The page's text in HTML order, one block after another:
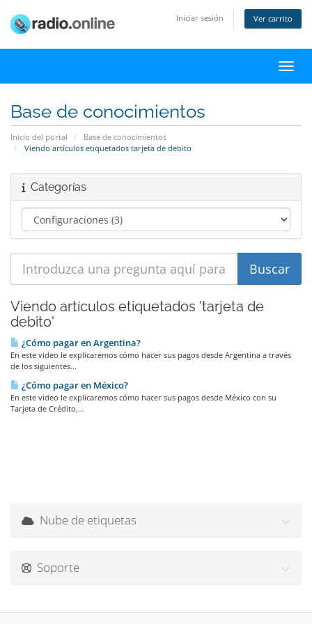
Iniciar sesión Ver carrito
Base de conocimientos
Inicio del portal
Base de conocimientos
Viendo artículos etiquetados tarjeta de debito
Categorías
Viendo artículos etiquetados 'tarjeta de
debito'
¿Cómo pagar en Argentina?
En este video le explicaremos cómo hacer sus pagos desde Argentina a través
de los siguientes...
¿Cómo pagar en México?
En este video le explicaremos cómo hacer sus pagos desde México con su
Tarjeta de Crédito,...
Nube de etiquetas
Soporte